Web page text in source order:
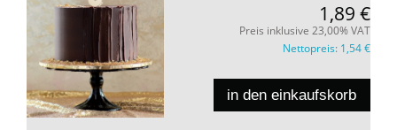
1,89 €
Preis inklusive 23,00% VAT
Nettopreis: 1,54 €
in den einkaufskorb